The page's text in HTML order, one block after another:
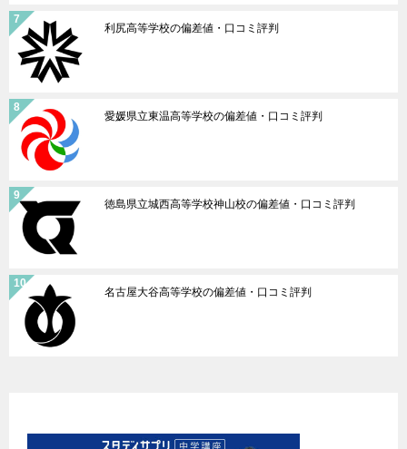
利尻高等学校の偏差値・口コミ評判
愛媛県立東温高等学校の偏差値・口コミ評判
徳島県立城西高等学校神山校の偏差値・口コミ評判
名古屋大谷高等学校の偏差値・口コミ評判